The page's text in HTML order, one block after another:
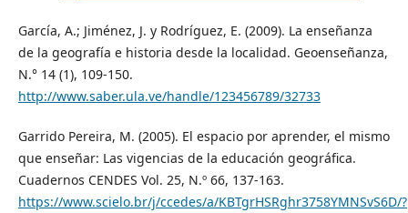
García, A.; Jiménez, J. y Rodríguez, E. (2009). La enseñanza
de la geografía e historia desde la localidad. Geoenseñanza,
N.° 14 (1), 109-150.
http://www.saber.ula.ve/handle/123456789/32733
Garrido Pereira, M. (2005). El espacio por aprender, el mismo
que enseñar: Las vigencias de la educación geográfica.
Cuadernos CENDES Vol. 25, N.º 66, 137-163.
https://www.scielo.br/j/ccedes/a/KBTgrHSRghr3758YMNSvS6D/?